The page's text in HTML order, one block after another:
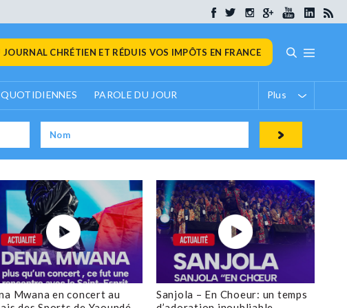
CHRÉTIEN ET RÉDUIS VOS IMPÔTS EN FRANCE
PAROLE DU JOUR Plus
Mwana en concert au
Sanjola – En Choeur: un temps